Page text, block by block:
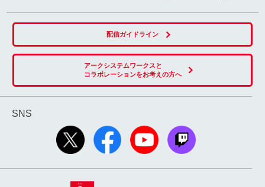
配信ガイドライン
アークシステムワークスと
コラボレーションをお考えの方へ
SNS